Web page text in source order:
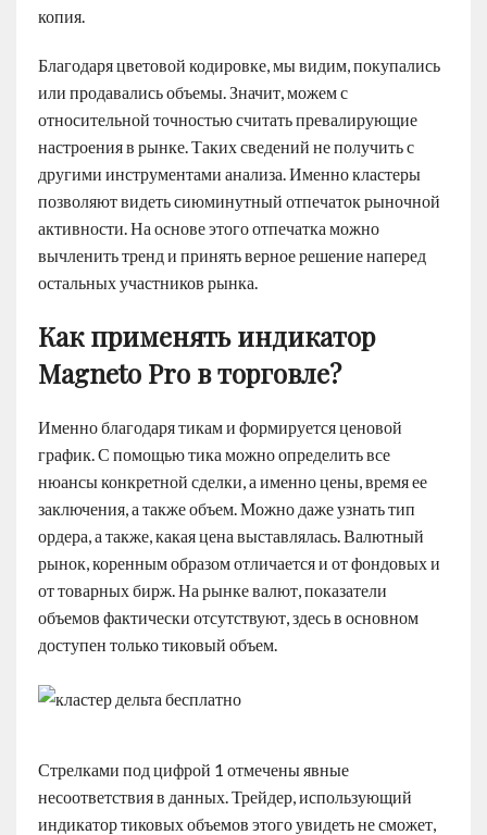
копия.
Благодаря цветовой кодировке, мы видим, покупались
или продавались объемы. Значит, можем с
относительной точностью считать превалирующие
настроения в рынке. Таких сведений не получить с
другими инструментами анализа. Именно кластеры
позволяют видеть сиюминутный отпечаток рыночной
активности. На основе этого отпечатка можно
вычленить тренд и принять верное решение наперед
остальных участников рынка.
Как применять индикатор
Magneto Pro в торговле?
Именно благодаря тикам и формируется ценовой
график. С помощью тика можно определить все
нюансы конкретной сделки, а именно цены, время ее
заключения, а также объем. Можно даже узнать тип
ордера, а также, какая цена выставлялась. Валютный
рынок, коренным образом отличается и от фондовых и
от товарных бирж. На рынке валют, показатели
объемов фактически отсутствуют, здесь в основном
доступен только тиковый объем.
Стрелками под цифрой 1 отмечены явные
несоответствия в данных. Трейдер, использующий
индикатор тиковых объемов этого увидеть не сможет,